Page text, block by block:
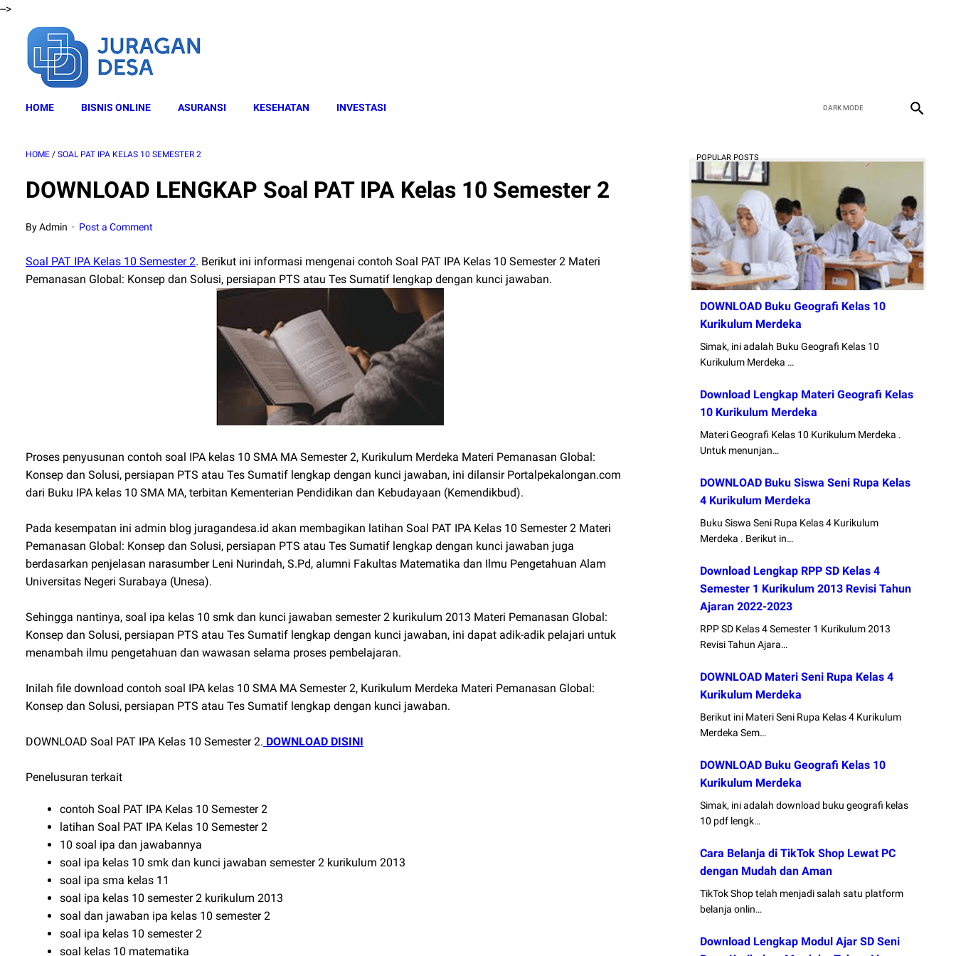
-->
HOME BISNIS ONLINE ASURANSI KESEHATAN INVESTASI
HOME / SOAL PAT IPA KELAS 10 SEMESTER 2
DOWNLOAD LENGKAP Soal PAT IPA Kelas 10 Semester 2
By Admin Post a Comment
Soal PAT IPA Kelas 10 Semester 2. Berikut ini informasi mengenai contoh Soal PAT IPA Kelas 10 Semester 2 Materi
Pemanasan Global: Konsep dan Solusi, persiapan PTS atau Tes Sumatif lengkap dengan kunci jawaban.
Proses penyusunan contoh soal IPA kelas 10 SMA MA Semester 2, Kurikulum Merdeka Materi Pemanasan Global:
Konsep dan Solusi, persiapan PTS atau Tes Sumatif lengkap dengan kunci jawaban, ini dilansir Portalpekalongan.com
dari Buku IPA kelas 10 SMA MA, terbitan Kementerian Pendidikan dan Kebudayaan (Kemendikbud).
Pada kesempatan ini admin blog juragandesa.id akan membagikan latihan Soal PAT IPA Kelas 10 Semester 2 Materi
Pemanasan Global: Konsep dan Solusi, persiapan PTS atau Tes Sumatif lengkap dengan kunci jawaban juga
berdasarkan penjelasan narasumber Leni Nurindah, S.Pd, alumni Fakultas Matematika dan Ilmu Pengetahuan Alam
Universitas Negeri Surabaya (Unesa).
Sehingga nantinya, soal ipa kelas 10 smk dan kunci jawaban semester 2 kurikulum 2013 Materi Pemanasan Global:
Konsep dan Solusi, persiapan PTS atau Tes Sumatif lengkap dengan kunci jawaban, ini dapat adik-adik pelajari untuk
menambah ilmu pengetahuan dan wawasan selama proses pembelajaran.
Inilah file download contoh soal IPA kelas 10 SMA MA Semester 2, Kurikulum Merdeka Materi Pemanasan Global:
Konsep dan Solusi, persiapan PTS atau Tes Sumatif lengkap dengan kunci jawaban.
DOWNLOAD Soal PAT IPA Kelas 10 Semester 2. DOWNLOAD DISINI
Penelusuran terkait
contoh Soal PAT IPA Kelas 10 Semester 2
latihan Soal PAT IPA Kelas 10 Semester 2
10 soal ipa dan jawabannya
soal ipa kelas 10 smk dan kunci jawaban semester 2 kurikulum 2013
soal ipa sma kelas 11
soal ipa kelas 10 semester 2 kurikulum 2013
soal dan jawaban ipa kelas 10 semester 2
soal ipa kelas 10 semester 2
soal kelas 10 matematika
POPULAR POSTS
DOWNLOAD Buku Geografi Kelas 10
Kurikulum Merdeka
Simak, ini adalah Buku Geografi Kelas 10
Kurikulum Merdeka …
Download Lengkap Materi Geografi Kelas
10 Kurikulum Merdeka
Materi Geografi Kelas 10 Kurikulum Merdeka .
Untuk menunjan…
DOWNLOAD Buku Siswa Seni Rupa Kelas
4 Kurikulum Merdeka
Buku Siswa Seni Rupa Kelas 4 Kurikulum
Merdeka . Berikut in…
Download Lengkap RPP SD Kelas 4
Semester 1 Kurikulum 2013 Revisi Tahun
Ajaran 2022-2023
RPP SD Kelas 4 Semester 1 Kurikulum 2013
Revisi Tahun Ajara…
DOWNLOAD Materi Seni Rupa Kelas 4
Kurikulum Merdeka
Berikut ini Materi Seni Rupa Kelas 4 Kurikulum
Merdeka Sem…
DOWNLOAD Buku Geografi Kelas 10
Kurikulum Merdeka
Simak, ini adalah download buku geografi kelas
10 pdf lengk…
Cara Belanja di TikTok Shop Lewat PC
dengan Mudah dan Aman
TikTok Shop telah menjadi salah satu platform
belanja onlin…
Download Lengkap Modul Ajar SD Seni